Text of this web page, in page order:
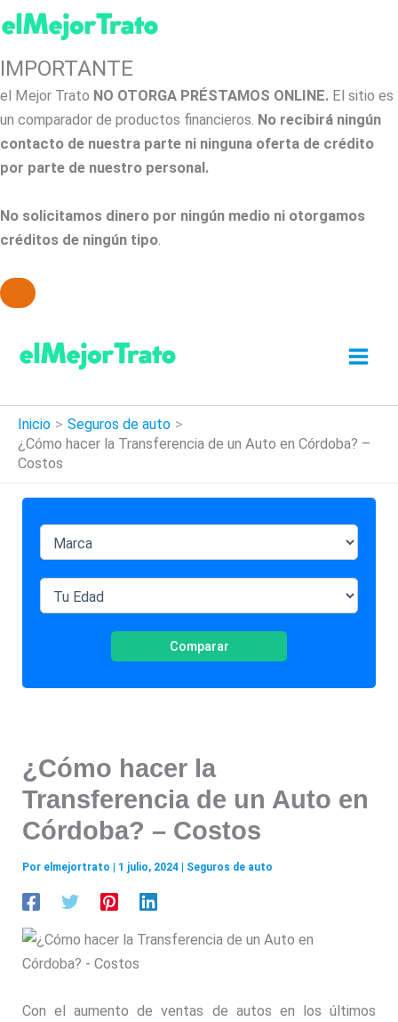
IMPORTANTE
el Mejor Trato NO OTORGA PRÉSTAMOS ONLINE. El sitio es
un comparador de productos financieros. No recibirá ningún
contacto de nuestra parte ni ninguna oferta de crédito
por parte de nuestro personal.
No solicitamos dinero por ningún medio ni otorgamos
créditos de ningún tipo.
contenido
Inicio
Seguros de auto
¿Cómo hacer la Transferencia de un Auto en Córdoba? –
Costos
Comparar
¿Cómo hacer la
Transferencia de un Auto en
Córdoba? – Costos
Por elmejortrato 1 julio, 2024 Seguros de auto
Con el aumento de ventas de autos en los últimos